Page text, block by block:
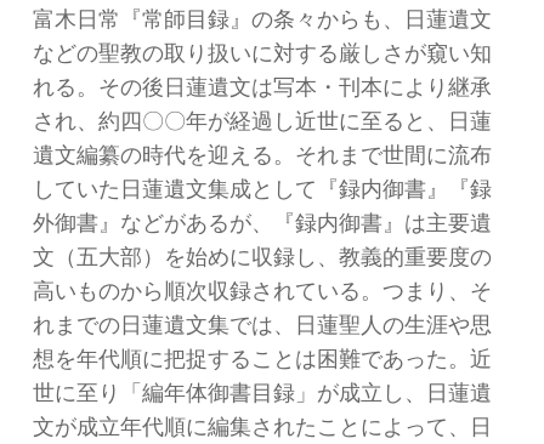
富木日常『常師目録』の条々からも、日蓮遺文
などの聖教の取り扱いに対する厳しさが窺い知
れる。その後日蓮遺文は写本・刊本により継承
され、約四〇〇年が経過し近世に至ると、日蓮
遺文編纂の時代を迎える。それまで世間に流布
していた日蓮遺文集成として『録内御書』『録
外御書』などがあるが、『録内御書』は主要遺
文（五大部）を始めに収録し、教義的重要度の
高いものから順次収録されている。つまり、そ
れまでの日蓮遺文集では、日蓮聖人の生涯や思
想を年代順に把捉することは困難であった。近
世に至り「編年体御書目録」が成立し、日蓮遺
文が成立年代順に編集されたことによって、日